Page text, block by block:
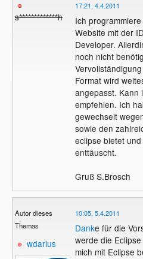
s*************h
17:21, 4.4.2011
Ich
Website mit der
Developer.
noch nicht
Format wird
angepasst. Kann
empfehlen. Ich
gewechselt
sowie den
eclipse bietet
enttäuscht.
Gruß S.Brosch
Autor dieses
Themas
wdarius
10:05, 5.4.2011
Danke für die
werde die
mich mit Eclipse